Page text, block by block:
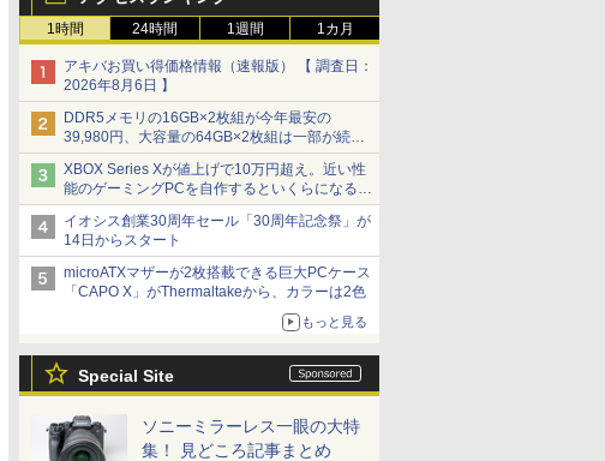
1時間 24時間 1週間 1カ月
アキバお買い得価格情報（速報版） 【 調査日：
2026年8月6日 】
DDR5メモリの16GB×2枚組が今年最安の
39,980円、大容量の64GB×2枚組は一部が続騰
[8月前半のメモリ価格]
XBOX Series Xが値上げで10万円超え。近い性
能のゲーミングPCを自作するといくらになる？
【石田賀津男の『酒の肴にPCゲーム』】
イオシス創業30周年セール「30周年記念祭」が
14日からスタート
microATXマザーが2枚搭載できる巨大PCケース
「CAPO X」がThermaltakeから、カラーは2色
もっと見る
Special Site
ソニーミラーレス一眼の大特
集！ 見どころ記事まとめ